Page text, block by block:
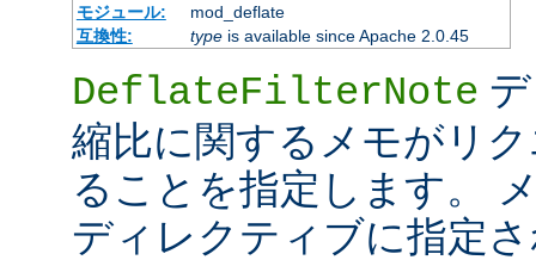
モジュール:
mod_deflate
互換性:
typeis available since Apache 2.0.45
DeflateFilterNote
縮比に関するメモがリ
ることを指定します。
ディレクティブに指定